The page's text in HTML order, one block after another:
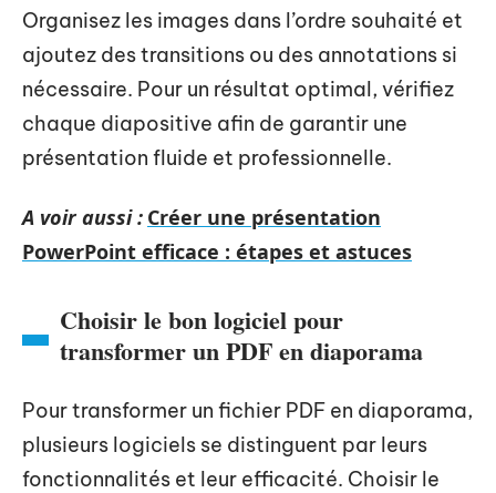
Organisez les images dans l’ordre souhaité et
ajoutez des transitions ou des annotations si
nécessaire. Pour un résultat optimal, vérifiez
chaque diapositive afin de garantir une
présentation fluide et professionnelle.
A voir aussi : Créer une présentation
PowerPoint efficace : étapes et astuces
Choisir le bon logiciel pour
transformer un PDF en diaporama
Pour transformer un fichier PDF en diaporama,
plusieurs logiciels se distinguent par leurs
fonctionnalités et leur efficacité. Choisir le